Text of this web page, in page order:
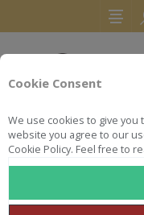
Cookie Consent
We use cookies to give
website you agree to our
Cookie Policy. Feel free to